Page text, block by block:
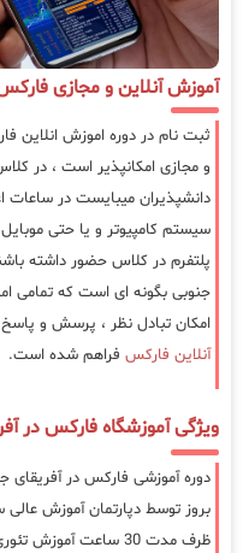
آموزش آنلاین و مجازی
ثبت نام در دوره اموزش انلاین
و مجازی امکانپذیر است ، در
دانشپذیران میبایست در ساعات
سیستم کامپیوتر و یا حتی
پلتفرم در کلاس حضور داشته
جنوبی بگونه ای است که تمامی
امکان تبادل نظر ، پرسش و
آنلاین فارکس فراهم شده است.
ویژگی آموزشگاه فارکس در
دوره آموزشی فارکس در
بروز توسط دپارتمان آموزش
ظرف مدت 30 ساعت آموزش تئوری و عملی و بهمراه ارائه